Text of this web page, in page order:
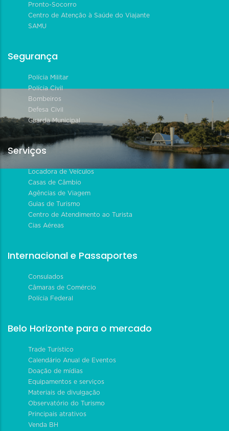
Pronto-Socorro
Centro de Atenção à Saúde do Viajante
SAMU
Segurança
Polícia Militar
Polícia Civil
Bombeiros
Defesa Civil
Guarda Municipal
Serviços
Locadora de Veículos
Casas de Câmbio
Agências de Viagem
Guias de Turismo
Centro de Atendimento ao Turista
Cias Aéreas
Internacional e Passaportes
Consulados
Câmaras de Comércio
Polícia Federal
Belo Horizonte para o mercado
Trade Turístico
Calendário Anual de Eventos
Doação de mídias
Equipamentos e serviços
Materiais de divulgação
Observatório do Turismo
Principais atrativos
Venda BH